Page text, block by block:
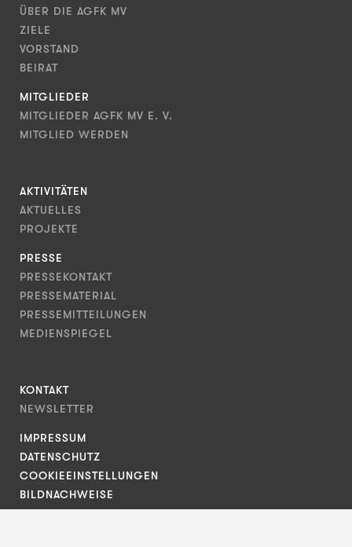
ÜBER DIE AGFK MV
ZIELE
VORSTAND
BEIRAT
MITGLIEDER
MITGLIEDER AGFK MV E. V.
MITGLIED WERDEN
AKTIVITÄTEN
AKTUELLES
PROJEKTE
PRESSE
PRESSEKONTAKT
PRESSEMATERIAL
PRESSEMITTEILUNGEN
MEDIENSPIEGEL
KONTAKT
NEWSLETTER
IMPRESSUM
DATENSCHUTZ
COOKIEEINSTELLUNGEN
BILDNACHWEISE